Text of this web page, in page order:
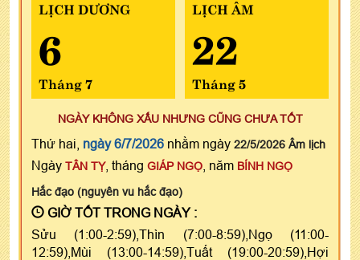
LỊCH DƯƠNG
6
Tháng 7
LỊCH ÂM
22
Tháng 5
NGÀY KHÔNG XẤU NHƯNG CŨNG CHƯA TỐT
Thứ hai, ngày 6/7/2026 nhằm ngày 22/5/2026 Âm lịch
Ngày TÂN TỴ, tháng GIÁP NGỌ , năm BÍNH NGỌ
Hắc đạo (nguyên vu hắc đạo)
GIỜ TỐT TRONG NGÀY :
Sửu (1:00-2:59),Thìn (7:00-8:59),Ngọ (11:00-
12:59),Mùi (13:00-14:59),Tuất (19:00-20:59),Hợi